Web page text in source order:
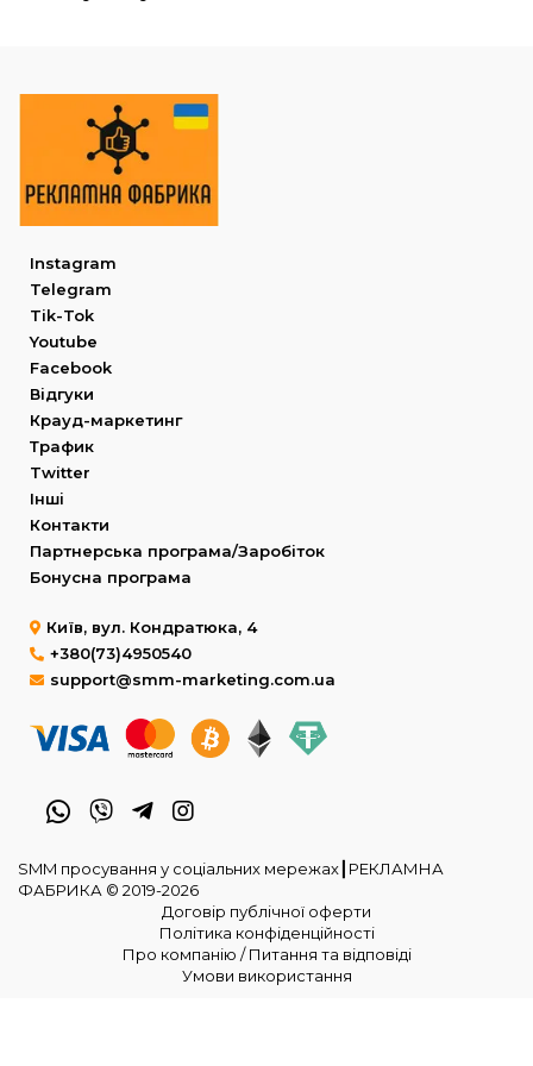
Instagram
Telegram
Tik-Tok
Youtube
Facebook
Відгуки
Крауд-маркетинг
Трафик
Twitter
Інші
Контакти
Партнерська програма/Заробіток
Бонусна програма
Київ, вул. Кондратюка, 4
+380(73)4950540
support@smm-marketing.com.ua
SMM просування у соціальних мережах┃РЕКЛАМНА
ФАБРИКА © 2019-2026
Договір публічної оферти
Політика конфіденційності
Про компанію / Питання та відповіді
Умови використання